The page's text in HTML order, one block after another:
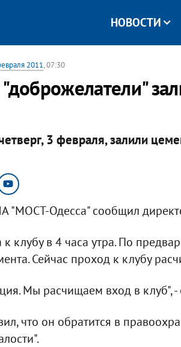
НОВОСТИ
2011, 07:30
3 февраля, залили
"МОСТ-Одесса" сообщил
клубу в 4 часа утра. По
Сейчас проход к клубу
Мы расчищаем вход в клуб", -
что он обратится в